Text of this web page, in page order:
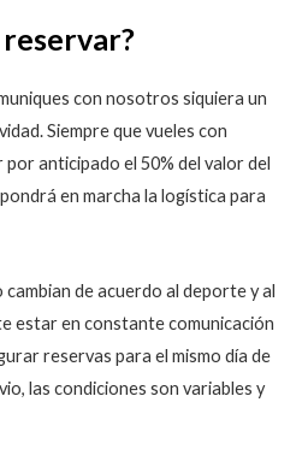
con nosotros siquiera un
Siempre que vueles con
anticipado el 50% del valor del
en marcha la logística para
de acuerdo al deporte y al
estar en constante comunicación
reservas para el mismo día de
las condiciones son variables y